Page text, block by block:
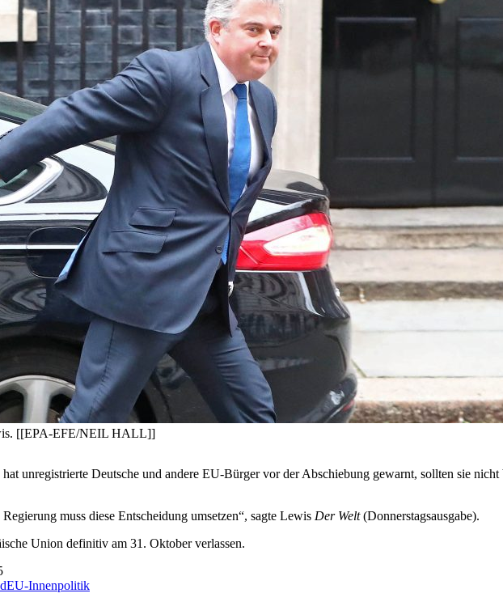
[[EPA-EFE/NEIL HALL]]
unregistrierte Deutsche und andere EU-Bürgervor der Abschiebung gewarnt, sollten sie nicht
muss diese Entscheidung umsetzen“, sagte Lewis Der Welt(Donnerstagsausgabe).
Union definitiv am 31. Oktober verlassen.
EU-Innenpolitik